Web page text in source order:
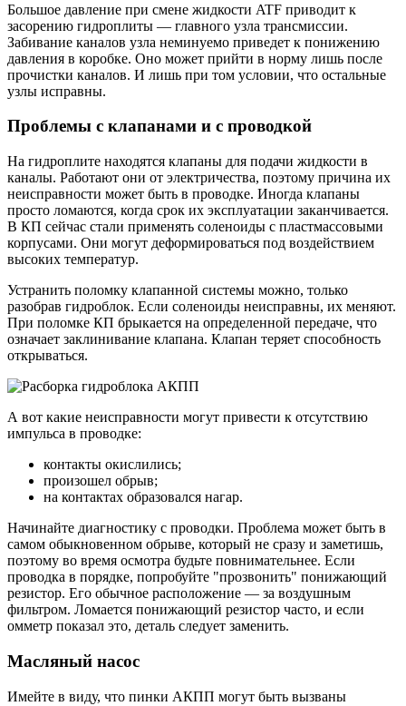
Большое давление при смене жидкости ATF приводит к
засорению гидроплиты — главного узла трансмиссии.
Забивание каналов узла неминуемо приведет к понижению
давления в коробке. Оно может прийти в норму лишь после
прочистки каналов. И лишь при том условии, что остальные
узлы исправны.
Проблемы с клапанами и с проводкой
На гидроплите находятся клапаны для подачи жидкости в
каналы. Работают они от электричества, поэтому причина их
неисправности может быть в проводке. Иногда клапаны
просто ломаются, когда срок их эксплуатации заканчивается.
В КП сейчас стали применять соленоиды с пластмассовыми
корпусами. Они могут деформироваться под воздействием
высоких температур.
Устранить поломку клапанной системы можно, только
разобрав гидроблок. Если соленоиды неисправны, их меняют.
При поломке КП брыкается на определенной передаче, что
означает заклинивание клапана. Клапан теряет способность
открываться.
А вот какие неисправности могут привести к отсутствию
импульса в проводке:
контакты окислились;
произошел обрыв;
на контактах образовался нагар.
Начинайте диагностику с проводки. Проблема может быть в
самом обыкновенном обрыве, который не сразу и заметишь,
поэтому во время осмотра будьте повнимательнее. Если
проводка в порядке, попробуйте "прозвонить" понижающий
резистор. Его обычное расположение — за воздушным
фильтром. Ломается понижающий резистор часто, и если
омметр показал это, деталь следует заменить.
Масляный насос
Имейте в виду, что пинки АКПП могут быть вызваны